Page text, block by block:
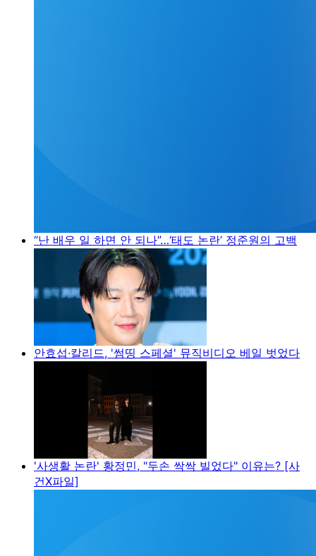
“난 배우 일 하면 안 되나”…‘태도 논란’ 정준원의 고백
안효섭·칼리드, '썸띵 스페셜' 뮤직비디오 베일 벗었다
'사생활 논란' 황정민, "두손 싹싹 빌었다" 이유는? [사
건X파일]